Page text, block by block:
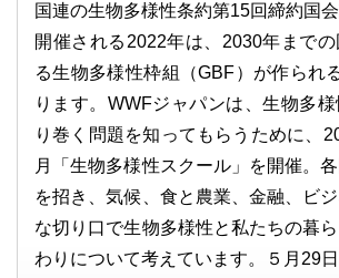
国連の生物多様性条約第15回締約国
開催される2022年は、2030年まで
る生物多様性枠組（GBF）が作られ
ります。WWFジャパンは、生物多
り巻く問題を知ってもらうために、
⽉「生物多様性スクール」を開催。
を招き、気候、⾷と農業、⾦融、ビ
な切り⼝で⽣物多様性と私たちの暮
わりについて考えています。５月29